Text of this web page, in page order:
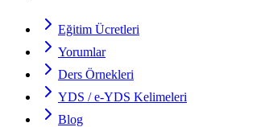
Eğitim Ücretleri
Yorumlar
Ders Örnekleri
YDS / e-YDS Kelimeleri
Blog